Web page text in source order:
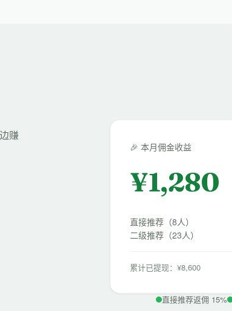
赚
🎉 本月佣金收益
¥1,280
直接推荐（8人）
二级推荐（23人）
累计已提现：¥8,600
直接推荐返佣 15%